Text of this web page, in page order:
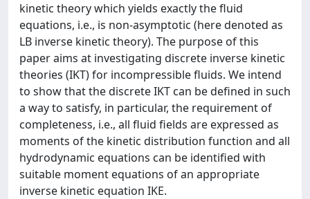
kinetic theory which yields exactly the fluid
equations, i.e., is non-asymptotic (here denoted as
LB inverse kinetic theory). The purpose of this
paper aims at investigating discrete inverse kinetic
theories (IKT) for incompressible fluids. We intend
to show that the discrete IKT can be defined in such
a way to satisfy, in particular, the requirement of
completeness, i.e., all fluid fields are expressed as
moments of the kinetic distribution function and all
hydrodynamic equations can be identified with
suitable moment equations of an appropriate
inverse kinetic equation IKE.